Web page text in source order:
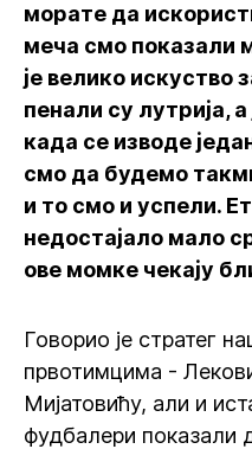
морате да
меча смо показали
је велико искуство
пенали су лутрија,
када се изводе
смо да будемо
и то смо и успели.
недостајало мало
ове момке чекају
Говорио је стратег
првотимцима -
Мијатовићу, али и
фудбалери показали